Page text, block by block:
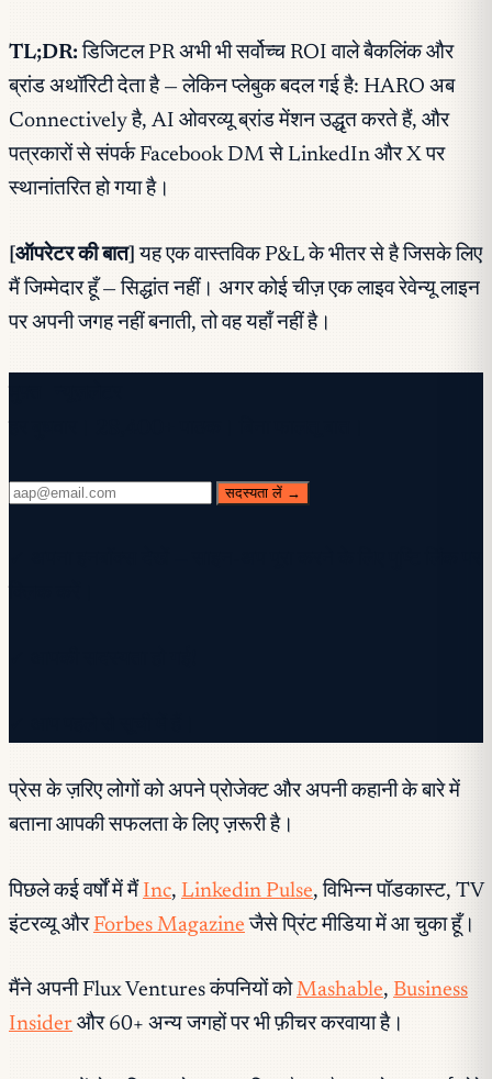
TL;DR: डिजिटल PR अभी भी सर्वोच्च ROI वाले बैकलिंक और
ब्रांड अथॉरिटी देता है — लेकिन प्लेबुक बदल गई है: HARO अब
Connectively है, AI ओवरव्यू ब्रांड मेंशन उद्धृत करते हैं, और
पत्रकारों से संपर्क Facebook DM से LinkedIn और X पर
स्थानांतरित हो गया है।
[ऑपरेटर की बात] यह एक वास्तविक P&L के भीतर से है जिसके लिए
मैं जिम्मेदार हूँ — सिद्धांत नहीं। अगर कोई चीज़ एक लाइव रेवेन्यू लाइन
पर अपनी जगह नहीं बनाती, तो वह यहाँ नहीं है।
सदस्यता लें →
प्रेस के ज़रिए लोगों को अपने प्रोजेक्ट और अपनी कहानी के बारे में
बताना आपकी सफलता के लिए ज़रूरी है।
पिछले कई वर्षों में मैं Inc, Linkedin Pulse, विभिन्न पॉडकास्ट, TV
इंटरव्यू और Forbes Magazine जैसे प्रिंट मीडिया में आ चुका हूँ।
मैंने अपनी Flux Ventures कंपनियों कोMashable, Business
Insider और 60+ अन्य जगहों पर भी फ़ीचर करवाया है।